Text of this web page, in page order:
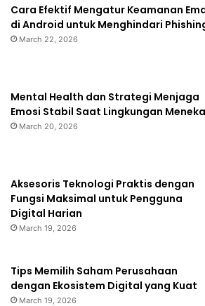
Cara Efektif Mengatur Keamanan
di Android untuk Menghindari
March 22, 2026
Mental Health dan Strategi Menjaga
Emosi Stabil Saat Lingkungan
March 20, 2026
Aksesoris Teknologi Praktis dengan
Fungsi Maksimal untuk Pengguna
Digital Harian
March 19, 2026
Tips Memilih Saham Perusahaan
dengan Ekosistem Digital yang Kuat
March 19, 2026